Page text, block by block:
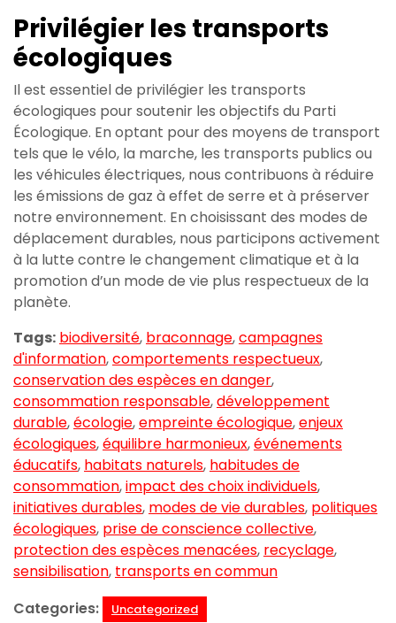
Privilégier les transports
écologiques
Il est essentiel de privilégier les transports
écologiques pour soutenir les objectifs du Parti
Écologique. En optant pour des moyens de transport
tels que le vélo, la marche, les transports publics ou
les véhicules électriques, nous contribuons à réduire
les émissions de gaz à effet de serre et à préserver
notre environnement. En choisissant des modes de
déplacement durables, nous participons activement
à la lutte contre le changement climatique et à la
promotion d’un mode de vie plus respectueux de la
planète.
Tags: biodiversité, braconnage,campagnes
d'information,comportements respectueux,
conservation des espèces en danger,
consommation responsable,développement
durable,écologie,empreinte écologique,enjeux
écologiques,équilibre harmonieux,événements
éducatifs, habitats naturels, habitudes de
consommation,impact des choix individuels,
initiatives durables, modes de vie durables, politiques
écologiques, prise de conscience collective,
protection des espèces menacées, recyclage,
sensibilisation, transports en commun
Categories:
Uncategorized